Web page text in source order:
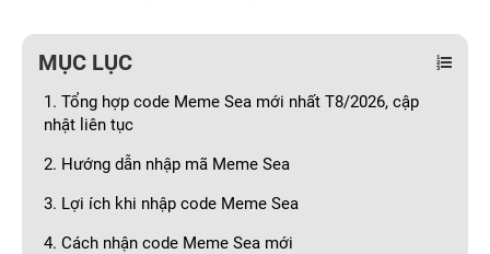
MỤC LỤC
1. Tổng hợp code Meme Sea mới nhất T8/2026, cập
nhật liên tục
2. Hướng dẫn nhập mã Meme Sea
3. Lợi ích khi nhập code Meme Sea
4. Cách nhận code Meme Sea mới